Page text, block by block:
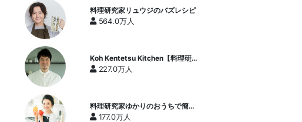
料理研究家リュウジのバズレシピ
564.0万人
Koh Kentetsu Kitchen【料理研究
家コウケンテツ公式チャンネル】
227.0万人
料理研究家ゆかりのおうちで簡単
レシピ / Yukari's Kitchen
177.0万人